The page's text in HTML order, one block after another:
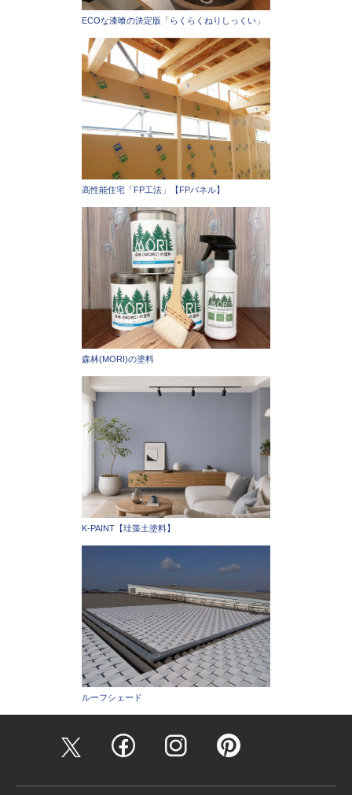
ECOな漆喰の決定版「らくらくねりしっくい」
高性能住宅「FP工法」【FPパネル】
森林(MORI)の塗料
K-PAINT【珪藻土塗料】
ルーフシェード